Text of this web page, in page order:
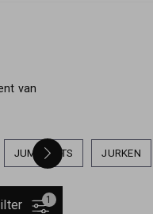
van
JUMPSUITS JURKEN
1